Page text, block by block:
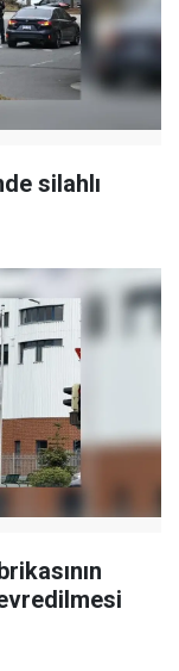
silahlı